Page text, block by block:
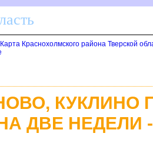
Карта Краснохолмского района Тверской
КУКЛИНО
ДВЕ НЕДЕЛИ